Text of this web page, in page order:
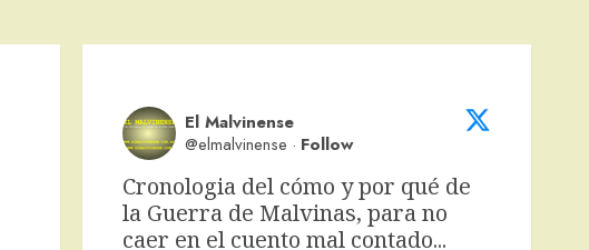
El Malvinense
@elmalvinense · Follow
Cronologia del cómo y por qué de
la Guerra de Malvinas, para no